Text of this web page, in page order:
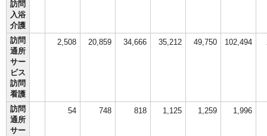
訪問
入浴
介護
訪問
通所
サー
ビス
訪問
看護
2,508 20,859 34,666 35,212 49,750 102,494
訪問
通所
サー
54 748 818 1,125 1,259 1,996